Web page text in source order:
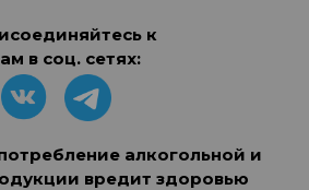
к
в соц. сетях:
алкогольной и
вредит здоровью